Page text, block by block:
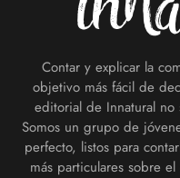
Contar y explicar la
objetivo más fácil de
editorial de Innatural no
Somos un grupo de
perfecto, listos para
más particulares sobre